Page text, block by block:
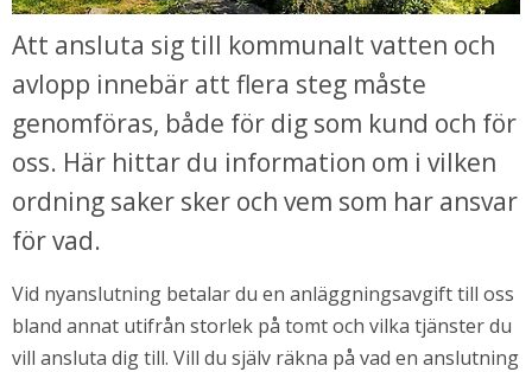
Att ansluta sig till kommunalt vatten och
avlopp innebär att flera steg måste
genomföras, både för dig som kund och för
oss. Här hittar du information om i vilken
ordning saker sker och vem som har ansvar
för vad.
Vid nyanslutning betalar du en anläggningsavgift till oss
bland annat utifrån storlek på tomt och vilka tjänster du
vill ansluta dig till. Vill du själv räkna på vad en anslutning